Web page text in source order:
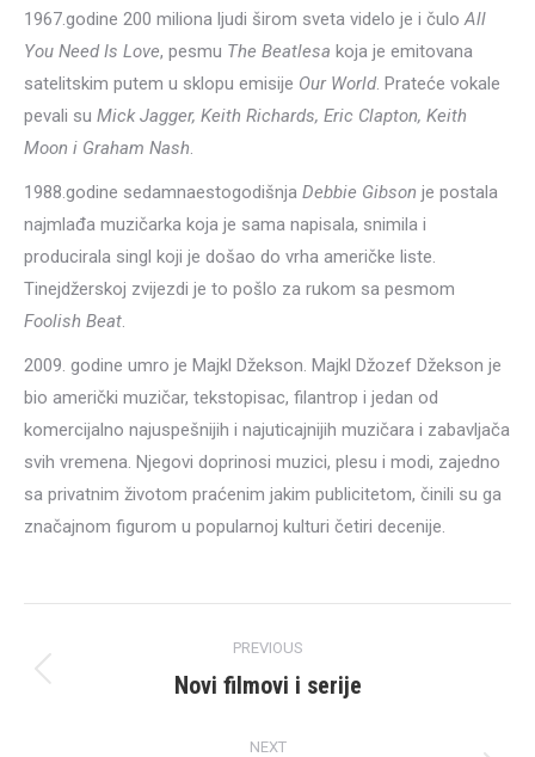
1967.godine 200 miliona ljudi širom sveta videlo je i čuloAll
You Need Is Love, pesmu The Beatlesa koja je emitovana
satelitskim putem u sklopu emisije Our World. Prateće vokale
pevali su Mick Jagger, Keith Richards, Eric Clapton, Keith
Moon i Graham Nash.
1988.godine sedamnaestogodišnja Debbie Gibson je postala
najmlađa muzičarka koja je sama napisala, snimila i
producirala singl koji je došao do vrha američke liste.
Tinejdžerskoj zvijezdi je to pošlo za rukom sa pesmom
Foolish Beat.
2009. godine umro je Majkl Džekson. Majkl Džozef Džekson je
bio američki muzičar, tekstopisac, filantrop i jedan od
komercijalno najuspešnijih i najuticajnijih muzičara i zabavljača
svih vremena. Njegovi doprinosi muzici, plesu i modi, zajedno
sa privatnim životom praćenim jakim publicitetom, činili su ga
značajnom figurom u popularnoj kulturi četiri decenije.
navigation
PREVIOUS
Previous
Novi filmovi i serije
NEXT